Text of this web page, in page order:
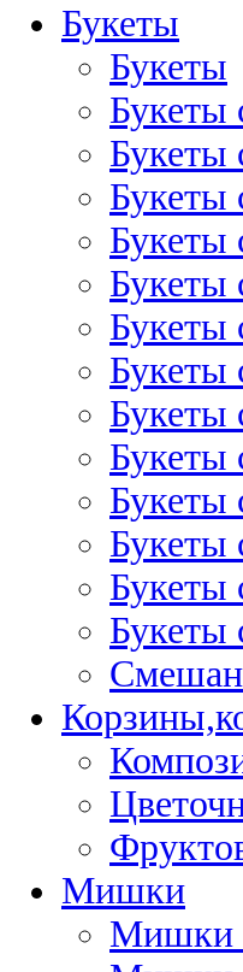
Букеты
Букеты
Букеты
Букеты
Букеты
Букеты
Букеты
Букеты
Букеты
Букеты
Букеты
Букеты
Букеты
Букеты
Букеты
Мишки
Мишки